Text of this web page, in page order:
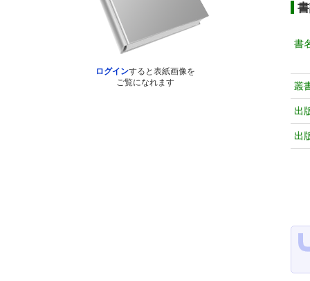
ログインすると表紙画像を
ご覧になれます
書
叢
出
出